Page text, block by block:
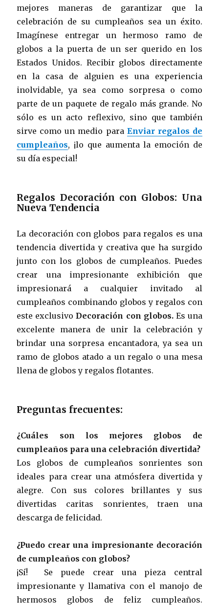
mejores maneras de garantizar que la
celebración de su cumpleaños sea un éxito.
Imagínese entregar un hermoso ramo de
globos a la puerta de un ser querido en los
Estados Unidos. Recibir globos directamente
en la casa de alguien es una experiencia
inolvidable, ya sea como sorpresa o como
parte de un paquete de regalo más grande. No
sólo es un acto reflexivo, sino que también
sirve como un medio para Enviar regalos de
cumpleaños, ¡lo que aumenta la emoción de
su día especial!
Regalos Decoración con Globos: Una
Nueva Tendencia
La decoración con globos para regalos es una
tendencia divertida y creativa que ha surgido
junto con los globos de cumpleaños. Puedes
crear una impresionante exhibición que
impresionará a cualquier invitado al
cumpleaños combinando globos y regalos con
este exclusivoDecoración con globos.Es una
excelente manera de unir la celebración y
brindar una sorpresa encantadora, ya sea un
ramo de globos atado a un regalo o una mesa
llena de globos y regalos flotantes.
Preguntas frecuentes:
¿Cuáles son los mejores globos de
cumpleaños para una celebración divertida?
Los globos de cumpleaños sonrientes son
ideales para crear una atmósfera divertida y
alegre. Con sus colores brillantes y sus
divertidas caritas sonrientes, traen una
descarga de felicidad.
¿Puedo crear una impresionante decoración
de cumpleaños con globos?
¡Sí! Se puede crear una pieza central
impresionante y llamativa con el manojo de
hermosos globos de feliz cumpleaños.